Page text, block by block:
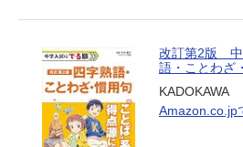
改訂第2版
語・ことわざ
KADOKAWA
Amazon.co.jp